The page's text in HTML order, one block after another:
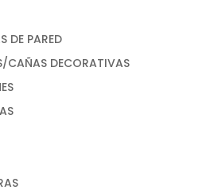
DE PARED
CAÑAS DECORATIVAS